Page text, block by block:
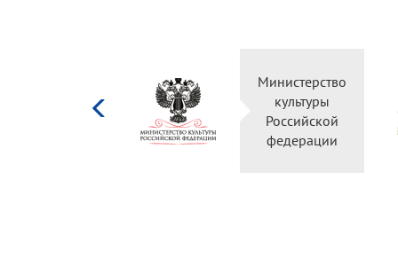
Министерство
культуры
Российской
федерации